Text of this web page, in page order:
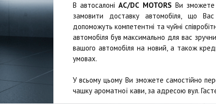
В автосалоніAC/DC MOTORS Ви
замовити доставку автомобіля, що
допоможуть компетентні та чуйні
автомобіля був максимально для вас
вашого автомобіля на новий, а також
умовах.
У всьому цьому Ви зможете самостійно
чашку ароматної кави, за адресою вул.